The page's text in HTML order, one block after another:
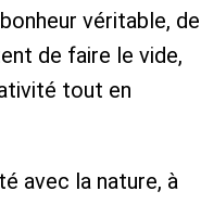
véritable, de
de faire le vide,
tout en
avec la nature, à